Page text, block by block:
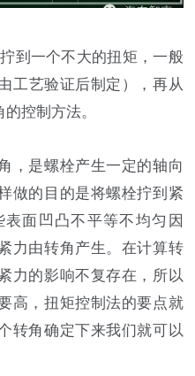
到一个不大的扭矩，一般
工艺验证后制定），再从
控制方法。
，是螺栓产生一定的轴向
做的目的是将螺栓拧到紧
面凹凸不平等不均匀因
力由转角产生。在计算转
力的影响不复存在，所以
高，扭矩控制法的要点就
转角确定下来我们就可以